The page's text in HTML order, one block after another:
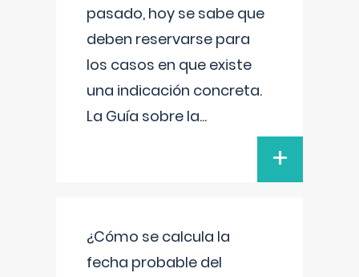
pasado, hoy se sabe que
deben reservarse para
los casos en que existe
una indicación concreta.
La Guía sobre la...
+
¿Cómo se calcula la
fecha probable del